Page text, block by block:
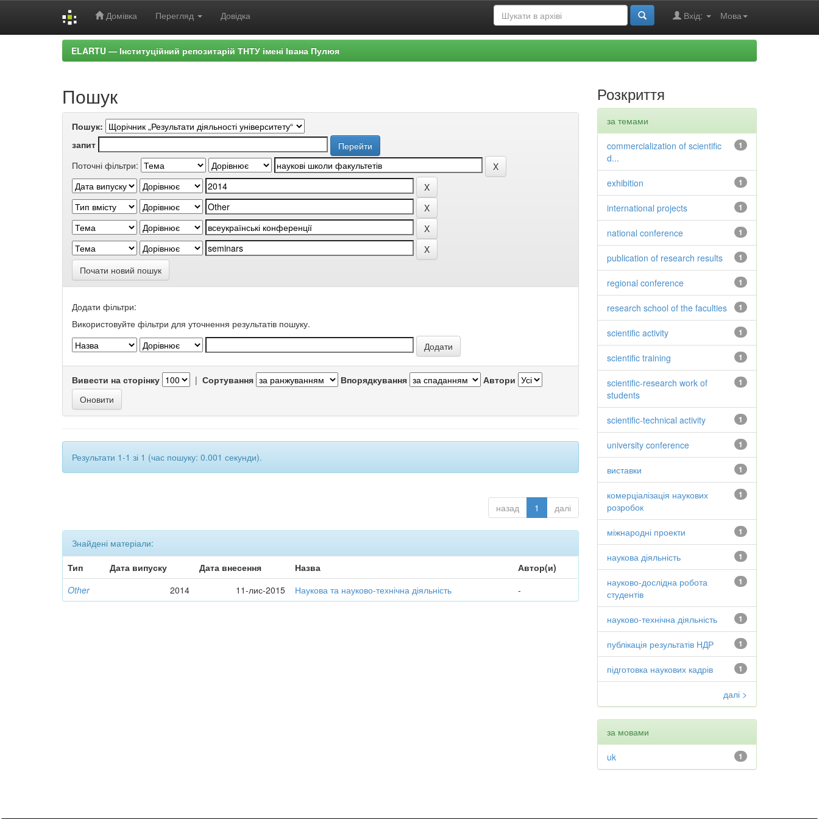
Домівка Перегляд Довідка Мова
Вхід:
ELARTU — Інституційний репозитарій ТНТУ імені Івана Пулюя
Пошук
Пошук:
запит
Поточні фільтри:
Почати новий пошук
Додати фільтри:
Використовуйте фільтри для уточнення результатів пошуку.
Вивести на сторінку | Сортування Впорядкування Автори
Результати 1-1 зі 1 (час пошуку: 0.001 секунди).
назад 1 далі
Знайдені матеріали:
Тип
Дата випуску Дата внесення Назва
Автор(и)
Other
2014 11-лис-2015 Наукова та науково-технічна діяльність -
Розкриття
за темами
1
commercialization of scientific
d...
1
exhibition
1
international projects
1
national conference
1
publication of research results
1
regional conference
1
research school of the faculties
1
scientific activity
1
scientific training
1
scientific-research work of
students
1
scientific-technical activity
1
university conference
1
виставки
1
комерціалізація наукових
розробок
1
міжнародні проекти
1
наукова діяльність
1
науково-дослідна робота
студентів
1
науково-технічна діяльність
1
публікація результатів НДР
1
підготовка наукових кадрів
далі >
за мовами
1
uk